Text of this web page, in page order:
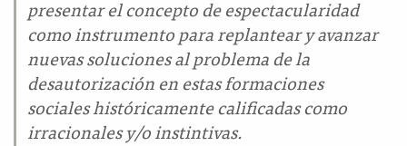
presentar el concepto de espectacularidad
como instrumento para replantear y avanzar
nuevas soluciones al problema de la
desautorización en estas formaciones
sociales históricamente calificadas como
irracionales y/o instintivas.